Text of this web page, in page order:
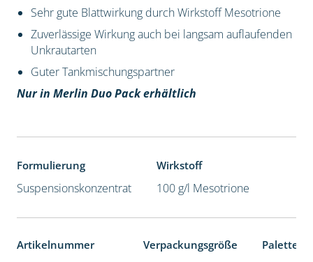
Sehr gute Blattwirkung durch Wirkstoff Mesotrione
Zuverlässige Wirkung auch bei langsam auflaufenden
Unkrautarten
Guter Tankmischungspartner
Nur in Merlin Duo Pack erhältlich
Formulierung
Suspensionskonzentrat
Wirkstoff
100 g/l Mesotrione
Artikelnummer Verpackungsgröße